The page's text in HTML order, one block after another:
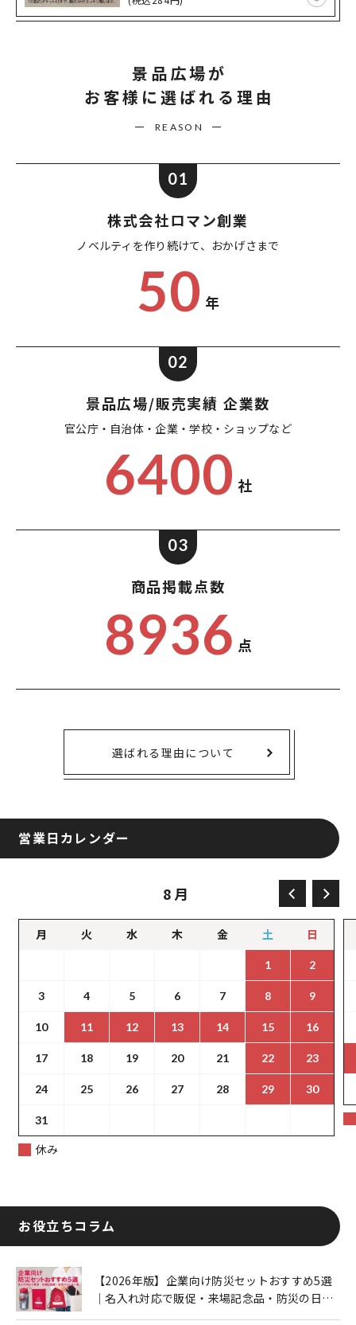
景品広場が
お客様に選ばれる理由
REASON
01
株式会社ロマン創業
ノベルティを作り続けて、 おかげさまで
50 年
02
景品広場/販売実績 企業数
官公庁・自治体・企業・学校・ショップなど
6400 社
03
商品掲載点数
8936 点
選ばれる理由について
営業日カレンダー
8月
月 火 水 木 金 土 日
1 2
3 4 5 6 7 8 9
10 11 12 13 14 15 16
17 18 19 20 21 22 23
24 25 26 27 28 29 30
31
休み
お役立ちコラム
【2026年版】企業向け防災セットおすすめ5選
｜名入れ対応で販促・来場記念品・防災の日に
も人気